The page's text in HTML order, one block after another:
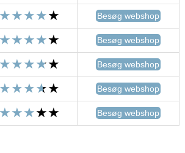
Besøg webshop
Besøg webshop
Besøg webshop
Besøg webshop
Besøg webshop